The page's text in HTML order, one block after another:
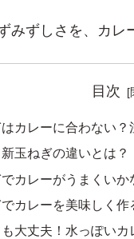
みずしさを、カ
目次
カレーに合わない
玉ねぎの違いとは
カレーがうまくい
カレーを美味しく
大丈夫！水っぽい